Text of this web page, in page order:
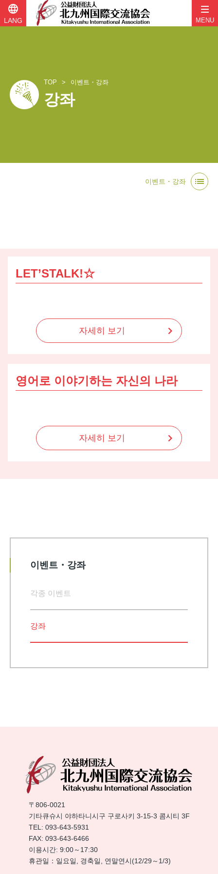
language
LANG MENU
TOP 이벤트・강좌
강좌
이벤트・강좌 list
LET’STALK!☆
자세히 보기
영어로 이야기하는 자신의 나라
자세히 보기
이벤트・강좌
각종 이벤트
강좌
〒806-0021
기타큐슈시 야하타니시구 구로사키 3-15-3 콤시티 3F
TEL: 093-643-5931
FAX: 093-643-6466
이용시간: 9:00～17:30
휴관일：일요일, 경축일, 연말연시(12/29～1/3)